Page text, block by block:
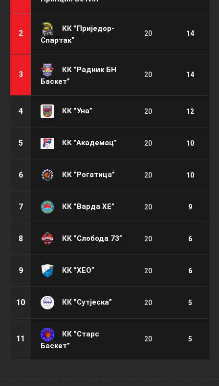
2
КК ”Приједор-
Спартак”
20 14
3
КК ”Радник БН
Баскет”
20 14
4 КК ”Уна” 20 12
5 КК ”Академац” 20 10
6 КК ”Рогатица” 20 10
7 КК ”Варда ХЕ” 20 9
8 КК ”Слобода 73” 20 6
9 КК ”ХЕО” 20 6
10 КК ”Сутјеска” 20 5
11
КК ”Старс
Баскет”
20 5